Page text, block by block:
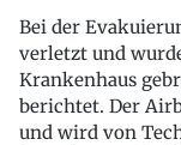
Bei der
verletzt und
Krankenhaus
berichtet. Der
und wird von